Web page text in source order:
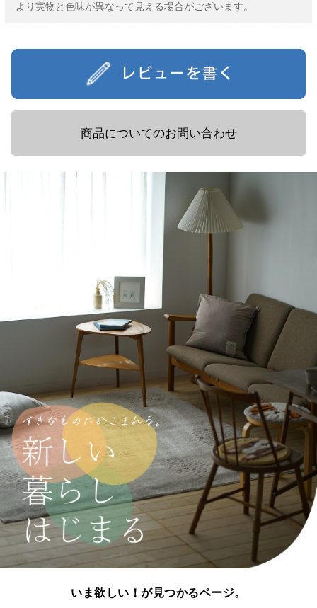
より実物と色味が異なって見える場合がございます。
商品についてのお問い合わせ
いま欲しい！が見つかるページ。